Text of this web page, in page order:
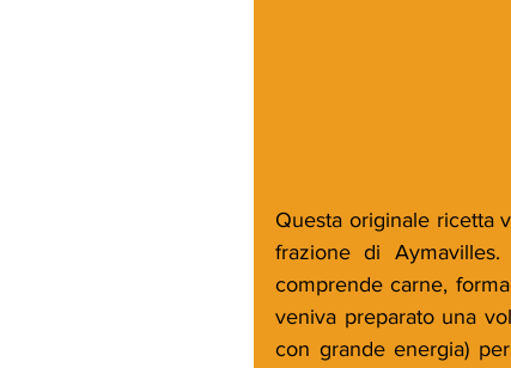
Questa originale ricetta
frazione di
comprende carne,
veniva preparato una
con grande energia)